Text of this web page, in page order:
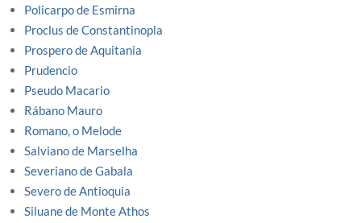
Policarpo de Esmirna
Proclus de Constantinopla
Prospero de Aquitania
Prudencio
Pseudo Macario
Rábano Mauro
Romano, o Melode
Salviano de Marselha
Severiano de Gabala
Severo de Antioquia
Siluane de Monte Athos